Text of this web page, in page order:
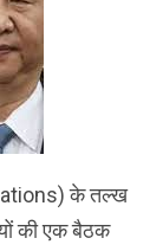
के तल्ख
की एक बैठक